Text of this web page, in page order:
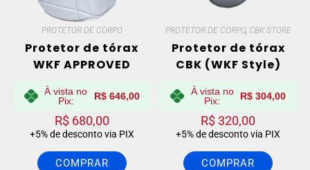
PROTETOR DE CORPO
Protetor de tórax
WKF APPROVED
À vista no
Pix:
R$646,00
R$680,00
+5% de desconto via PIX
COMPRAR
PROTETOR DE CORPO, CBK STORE
Protetor de tórax
CBK (WKF Style)
À vista no
Pix:
R$ 304,00
R$320,00
+5% de desconto via PIX
COMPRAR